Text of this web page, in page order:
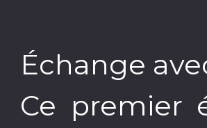
Échange
Ce premier